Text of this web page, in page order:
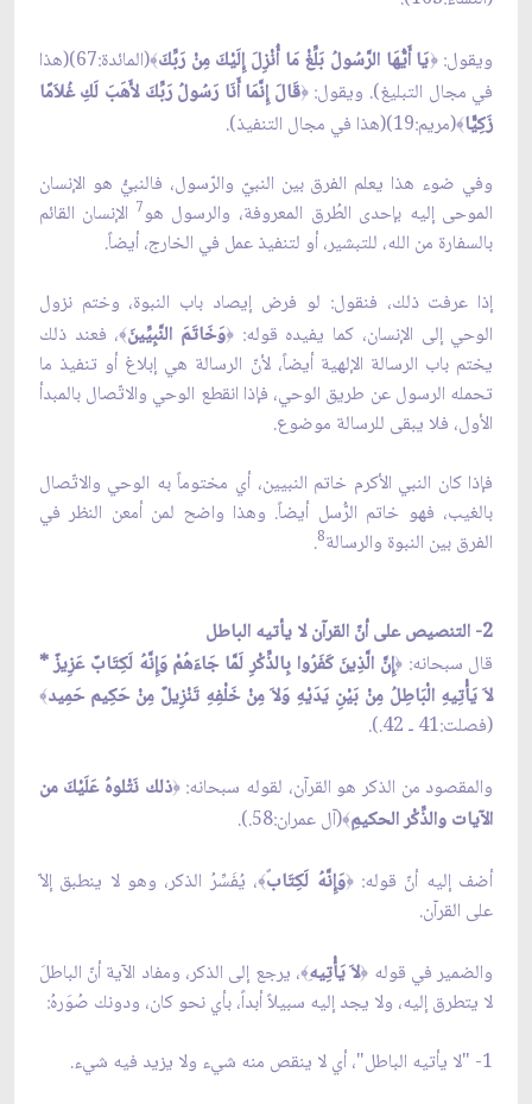
ويقول:﴿يَا أَيُّهَا الرَّسُولُ بَلِّغْ مَا أُنْزِلَ إِلَيْكَ مِنْ رَبِّكَ﴾
(المائدة:67)(هذا
في مجال التبليغ). ويقول:﴿قَالَ إِنَّمَا أَنَا رَسُولُ رَبِّكَ لأَهَبَ لَكِ غُلاَمًا
زَكِيًّا﴾(مريم:19)(هذا في مجال التنفيذ).
وفي ضوء هذا يعلم الفرق بين النبيّ والرّسول، فالنبيُّ هو الإنسان
الموحى إليه بإحدى الطُرق المعروفة، والرسول هو7 الإنسان القائم
بالسفارة من الله، للتبشير، أو لتنفيذ عمل في الخارج، أيضاً.
إذا عرفت ذلك، فنقول: لو فرض إيصاد باب النبوة، وختم نزول
الوحي إلى الإنسان، كما يفيده قوله:﴿وَخَاتَمَ النَّبِيِّينَ﴾، فعند ذلك
يختم باب الرسالة الإلهية أيضاً، لأنّ الرسالة هي إبلاغ أو تنفيذ ما
تحمله الرسول عن طريق الوحي، فإذا انقطع الوحي والاتّصال بالمبدأ
الأول، فلا يبقى للرسالة موضوع.
فإذا كان النبي الأكرم خاتم النبيين، أي مختوماً به الوحي والاتّصال
بالغيب، فهو خاتم الرُّسل أيضاً. وهذا واضح لمن أمعن النظر في
الفرق بين النبوة والرسالة8
.
2- التنصيص على أنّ القرآن لا يأتيه الباطل
قال سبحانه:﴿إِنَّ الَّذِينَ كَفَرُوا بِالذِّكْرِ لَمَّا جَاءَهُمْ وَإِنَّهُ لَكِتَابٌ عَزِيزٌ *
لاَ يَأْتِيهِ الْبَاطِلُ مِنْ بَيْنِ يَدَيْهِ وَلاَ مِنْ خَلْفِهِ تَنْزِيلٌ مِنْ حَكِيم حَمِيد﴾
(فصلت:41 ـ 42.).
والمقصود من الذكر هو القرآن، لقوله سبحانه:﴿ذلك نَتْلوهُ عَلَيْكَ من
الآيات والذِّكْر الحكيمِ﴾(آل عمران:58.).
أضف إليه أنّ قوله:﴿وَإِنَّهُ لَكِتَاب﴾، يُفَسِّرُ الذكر، وهو لا ينطبق إلاّ
على القرآن.
والضمير في قوله ﴿لاَ يَأْتِيه﴾، يرجع إلى الذكر، ومفاد الآية أنّ الباطلَ
لا يتطرق إليه، ولا يجد إليه سبيلاً أبداً، بأي نحو كان، ودونك صُوَرهُ:
1- "لا يأتيه الباطل"، أي لا ينقص منه شيء ولا يزيد فيه شيء.